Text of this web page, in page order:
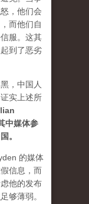
，他们会
而他们自
服。这其
到了恶劣
，中国人
实上述所
中媒体参
。
的媒体
信息，而
他的发布
够薄弱。